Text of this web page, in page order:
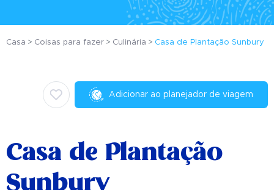
Casa Coisas para fazer Culinária Casa de Plantação Sunbury
Adicionar ao planejador de viagem
Casa de Plantação